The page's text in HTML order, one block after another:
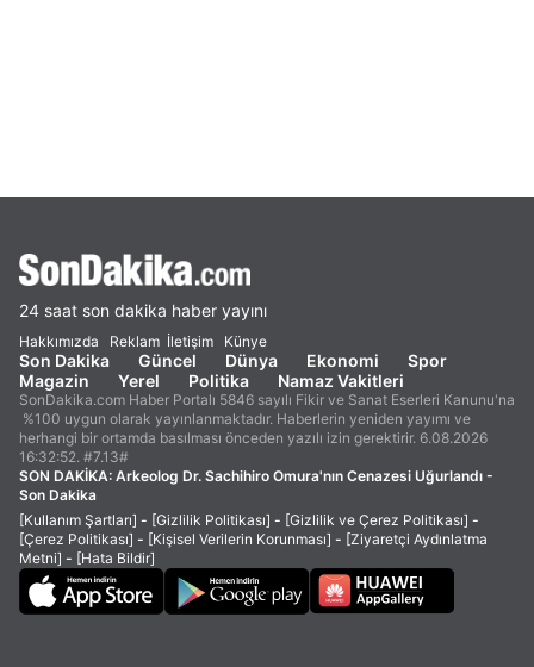
24 saat son dakika haber yayını
Hakkımızda Reklam İletişim Künye
Son Dakika Güncel Dünya Ekonomi
Spor
Magazin
Yerel Politika Namaz Vakitleri
SonDakika.com Haber Portalı 5846 sayılı Fikir ve Sanat Eserleri Kanunu'na
%100 uygun olarak yayınlanmaktadır. Haberlerin yeniden yayımı ve
herhangi bir ortamda basılması önceden yazılı izin gerektirir. 6.08.2026
16:32:52. #7.13#
SON DAKİKA: Arkeolog Dr. Sachihiro Omura'nın Cenazesi Uğurlandı -
Son Dakika
[Kullanım Şartları] - [Gizlilik Politikası] - [Gizlilik ve Çerez Politikası] -
[Çerez Politikası] - [Kişisel Verilerin Korunması] - [Ziyaretçi Aydınlatma
Metni] - [Hata Bildir]